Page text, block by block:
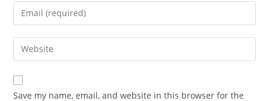
comment
Enter
your
email
address
comment
Enter
your
website
URL
Save my name, email, and website in this browser for the